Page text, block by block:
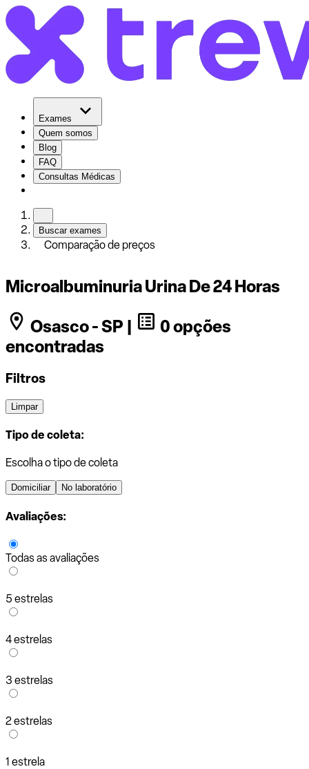
Exames
Quem somos
Blog
FAQ
Consultas Médicas
Buscar exames
Comparação de preços
Microalbuminuria Urina De 24 Horas
Osasco - SP |
0 opções
encontradas
Filtros
Limpar
Tipo de coleta:
Escolha o tipo de coleta
Domiciliar No laboratório
Avaliações:
Todas as avaliações
5 estrelas
4 estrelas
3 estrelas
2 estrelas
1 estrela